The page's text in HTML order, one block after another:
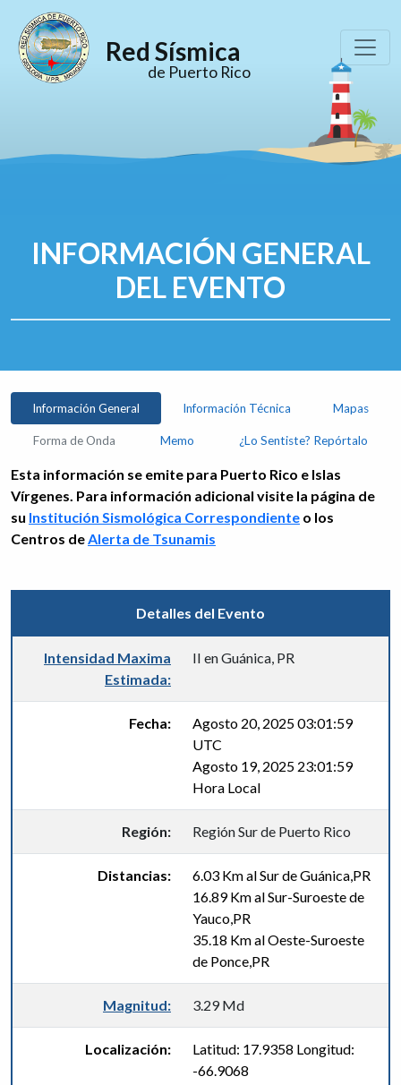
Red Sísmica
de Puerto Rico
INFORMACIÓN GENERAL
DEL EVENTO
Información General Información Técnica Mapas
Forma de Onda Memo ¿Lo Sentiste? Repórtalo
Esta información se emite para Puerto Rico e Islas
Vírgenes. Para información adicional visite la página de
su Institución Sismológica Correspondiente o los
Centros deAlerta de Tsunamis
Detalles del Evento
Intensidad Maxima
Estimada:
II en Guánica, PR
Fecha:
Agosto 20, 2025 03:01:59
UTC
Agosto 19, 2025 23:01:59
Hora Local
Región: Región Sur de Puerto Rico
Distancias:
6.03 Km al Sur de Guánica,PR
16.89 Km al Sur-Suroeste de
Yauco,PR
35.18 Km al Oeste-Suroeste
de Ponce,PR
Magnitud: 3.29 Md
Localización:
Latitud: 17.9358 Longitud:
-66.9068